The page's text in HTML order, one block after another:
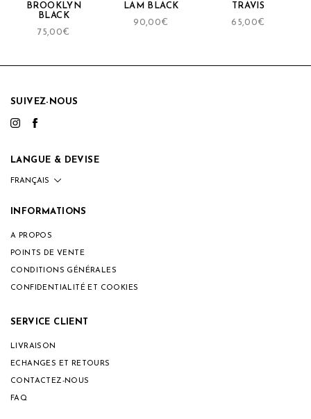
BROOKLYN
BLACK
75,00€
LAM BLACK
90,00€
TRAVIS
65,00€
SUIVEZ-NOUS
LANGUE & DEVISE
INFORMATIONS
A PROPOS
POINTS DE VENTE
CONDITIONS GÉNÉRALES
CONFIDENTIALITÉ ET COOKIES
SERVICE CLIENT
LIVRAISON
ECHANGES ET RETOURS
CONTACTEZ-NOUS
FAQ